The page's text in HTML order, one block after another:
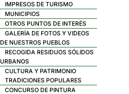
IMPRESOS DE TURISMO
MUNICIPIOS
OTROS PUNTOS DE INTERÉS
GALERÍA DE FOTOS Y VIDEOS
DE NUESTROS PUEBLOS
RECOGIDA RESIDUOS SÓLIDOS
URBANOS
CULTURA Y PATRIMONIO
TRADICIONES POPULARES
CONCURSO DE PINTURA